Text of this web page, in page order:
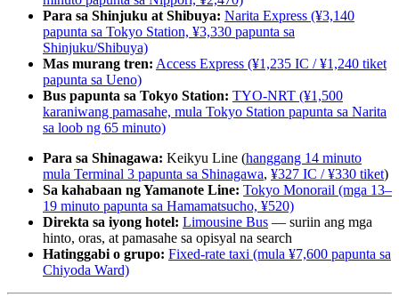
Para sa Shinjuku at Shibuya: Narita Express (¥3,140
papunta sa Tokyo Station, ¥3,330 papunta sa
Shinjuku/Shibuya)
Mas murang tren: Access Express (¥1,235 IC / ¥1,240 tiket
papunta sa Ueno)
Bus papunta sa Tokyo Station: TYO-NRT (¥1,500
karaniwang pamasahe, mula Tokyo Station papunta sa Narita
sa loob ng 65 minuto)
Para sa Shinagawa: Keikyu Line (hanggang 14 minuto
mula Terminal 3 papunta sa Shinagawa, ¥327 IC / ¥330 tiket)
Sa kahabaan ng Yamanote Line: Tokyo Monorail (mga 13–
19 minuto papunta sa Hamamatsucho, ¥520)
Direkta sa iyong hotel: Limousine Bus — suriin ang mga
hinto, oras, at pamasahe sa opisyal na search
Hatinggabi o grupo: Fixed-rate taxi (mula ¥7,600 papunta sa
Chiyoda Ward)